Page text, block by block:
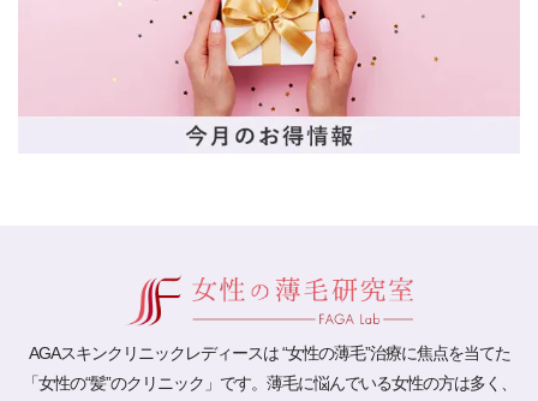
AGAスキンクリニックレディースは “女性の薄毛”治療に焦点を当てた
「女性の“髪”のクリニック」です。薄毛に悩んでいる女性の方は多く、